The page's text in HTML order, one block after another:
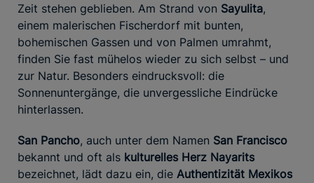
Zeit stehen geblieben. Am Strand von Sayulita,
einem malerischen Fischerdorf mit bunten,
bohemischen Gassen und von Palmen umrahmt,
finden Sie fast mühelos wieder zu sich selbst – und
zur Natur. Besonders eindrucksvoll: die
Sonnenuntergänge, die unvergessliche Eindrücke
hinterlassen.
San Pancho, auch unter dem Namen San Francisco
bekannt und oft als kulturelles Herz Nayarits
bezeichnet, lädt dazu ein, die Authentizität Mexikos